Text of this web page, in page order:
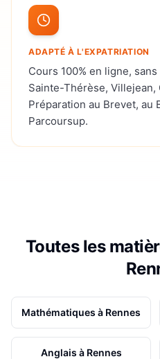
ADAPTÉ À L'EXPATRIATION
Cours 100% en ligne,
Sainte-Thérèse, Villejean,
Préparation au Brevet, au
Parcoursup.
Toutes les
Mathématiques à Rennes
Anglais à Rennes